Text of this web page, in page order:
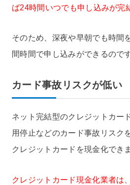
ば24時間いつでも申し込みが完
そのため、深夜や早朝でも時間
間時間で申し込みができるのです
カード事故リスクが低い
ネット完結型のクレジットカー
用停止などのカード事故リスク
クレジットカードを現金化でき
クレジットカード現金化業者は